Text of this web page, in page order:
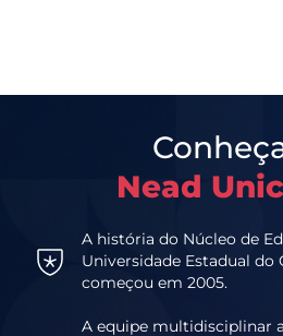
Nead
A história do Núcleo de
Universidade Estadual do
começou em 2005.
A equipe multidisciplinar